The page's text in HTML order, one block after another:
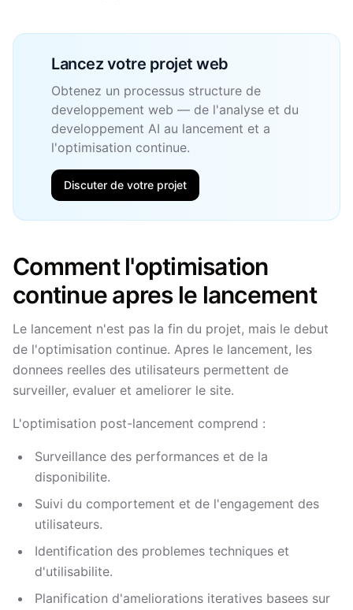
Lancez votre projet web
Obtenez un processus structure de
developpement web — de l'analyse et du
developpement AI au lancement et a
l'optimisation continue.
Discuter de votre projet
Comment l'optimisation
continue apres le lancement
Le lancement n'est pas la fin du projet, mais le debut
de l'optimisation continue. Apres le lancement, les
donnees reelles des utilisateurs permettent de
surveiller, evaluer et ameliorer le site.
L'optimisation post-lancement comprend :
Surveillance des performances et de la
disponibilite.
Suivi du comportement et de l'engagement des
utilisateurs.
Identification des problemes techniques et
d'utilisabilite.
Planification d'ameliorations iteratives basees sur